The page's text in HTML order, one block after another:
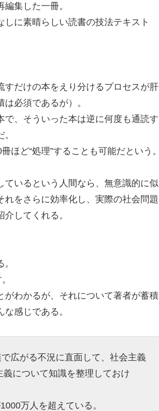
集した一冊。
に素晴らしい読書の技法テキスト
だけの本をえり分けるプロセスが肝
必須であるが）。
、そういった本は逆に何度も通読す
ほど“処理”することも可能だという。
いるという人間なら、無意識的に似
をさらに効率化し、実際の社会問題
してくれる。
わかるが、それについて著者が蓄積
感じである。
広がる不況に直面して、社会主義
について知識を整理しておけ
万人を超えている。